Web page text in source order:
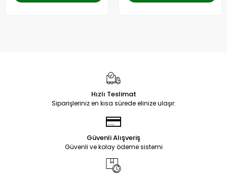
Hızlı Teslimat
Siparişleriniz en kısa sürede elinize ulaşır.
Güvenli Alışveriş
Güvenli ve kolay ödeme sistemi